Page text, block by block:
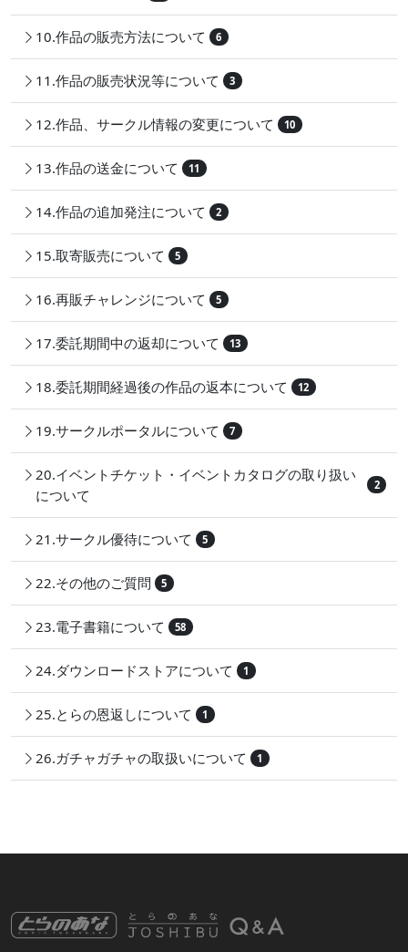
10.作品の販売方法について 6
11.作品の販売状況等について 3
12.作品、サークル情報の変更について 10
13.作品の送金について 11
14.作品の追加発注について 2
15.取寄販売について 5
16.再販チャレンジについて 5
17.委託期間中の返却について 13
18.委託期間経過後の作品の返本について 12
19.サークルポータルについて 7
20.イベントチケット・イベントカタログの取り扱い
について
2
21.サークル優待について 5
22.その他のご質問 5
23.電子書籍について 58
24.ダウンロードストアについて 1
25.とらの恩返しについて 1
26.ガチャガチャの取扱いについて 1